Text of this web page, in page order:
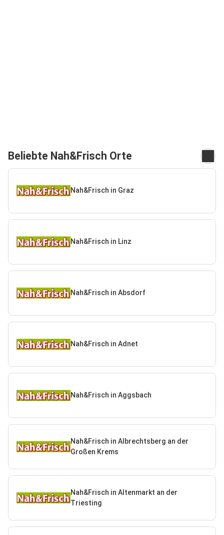
Beliebte Nah&Frisch Orte
Nah&Frisch in Graz
Nah&Frisch in Linz
Nah&Frisch in Absdorf
Nah&Frisch in Adnet
Nah&Frisch in Aggsbach
Nah&Frisch in Albrechtsberg an der
Großen Krems
Nah&Frisch in Altenmarkt an der
Triesting